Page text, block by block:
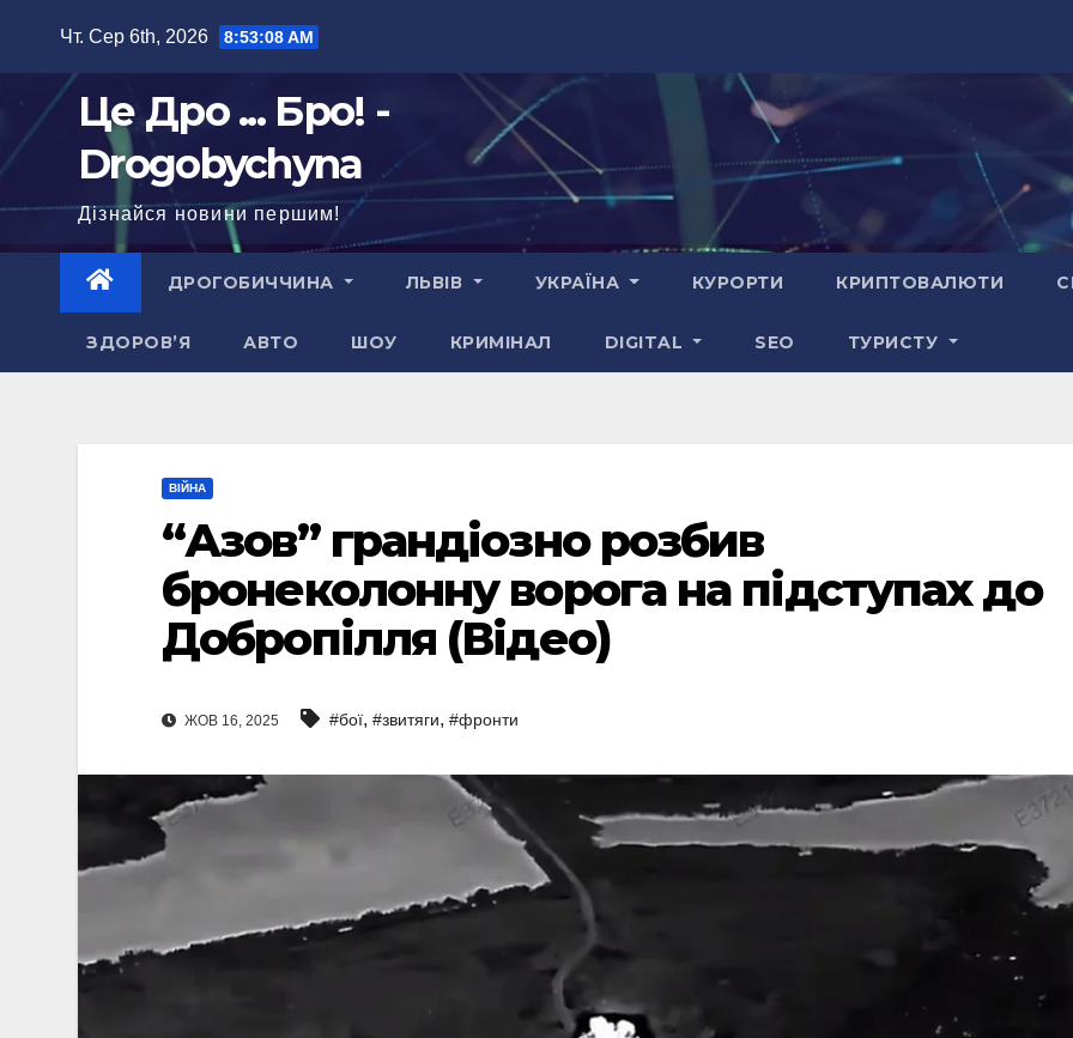
Чт. Сер 6th, 2026 8:53:09 AM
Це Дро ... Бро! -
Drogobychyna
Дізнайся новини першим!
ДРОГОБИЧЧИНА ЛЬВІВ УКРАЇНА КУРОРТИ КРИПТОВАЛЮТИ
ЗДОРОВ’Я АВТО ШОУ КРИМІНАЛ DIGITAL SEO ТУРИСТУ
ВІЙНА
“Азов” грандіозно розбив
бронеколонну ворога на підступах до
Добропілля (Відео)
ЖОВ 16, 2025 #бої, #звитяги, #фронти